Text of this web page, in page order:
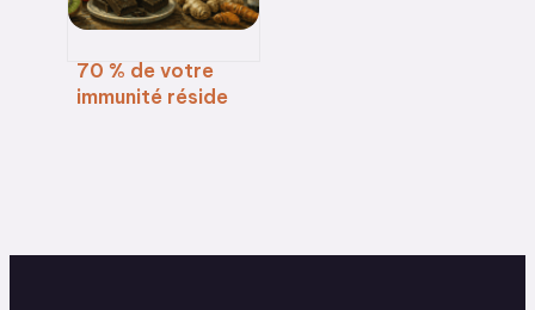
70 % de votre
immunité réside